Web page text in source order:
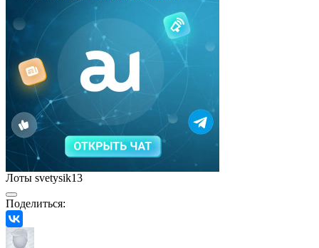
Лоты svetysik13
Поделиться: